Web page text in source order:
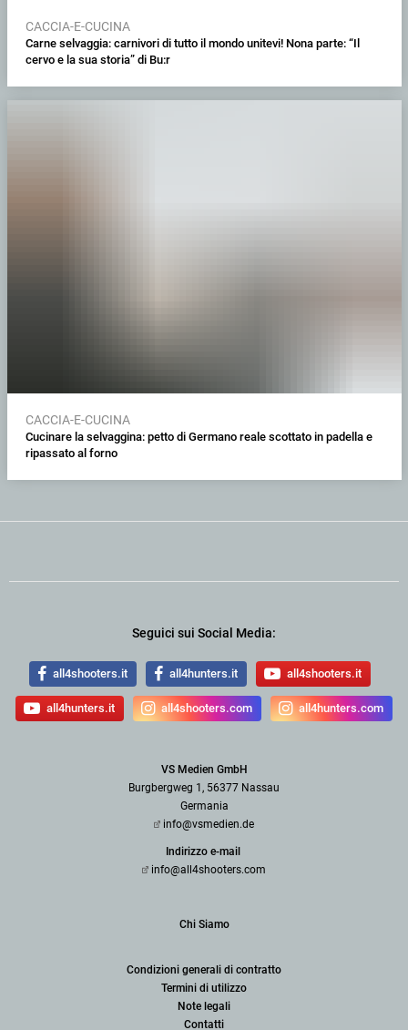
CACCIA-E-CUCINA
Carne selvaggia: carnivori di tutto il mondo unitevi! Nona parte: “Il
cervo e la sua storia” di Bu:r
CACCIA-E-CUCINA
Cucinare la selvaggina: petto di Germano reale scottato in padella e
ripassato al forno
Seguici sui Social Media:
all4shooters.it all4hunters.it all4shooters.it
all4hunters.it all4shooters.com all4hunters.com
VS Medien GmbH
Burgbergweg 1, 56377 Nassau
Germania
info@vsmedien.de
Indirizzo e-mail
info@all4shooters.com
Chi Siamo
Condizioni generali di contratto
Termini di utilizzo
Note legali
Contatti